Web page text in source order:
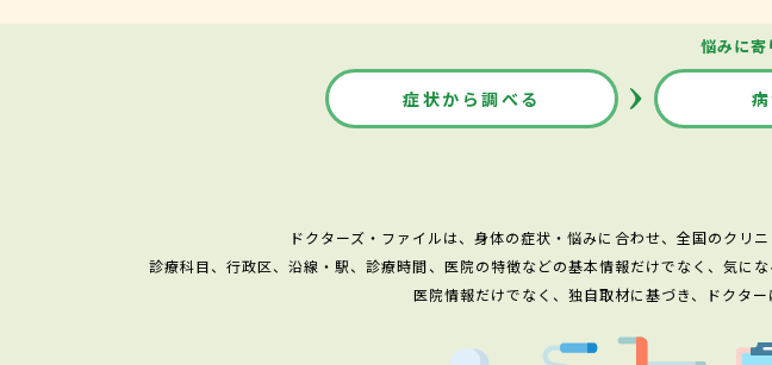
悩みに寄
症状から調べる
ドクターズ・ファイルは、身体の症状・悩みに合わせ、全国のクリ
診療科目、行政区、沿線・駅、診療時間、医院の特徴などの基本情報だけでなく、気に
医院情報だけでなく、独自取材に基づき、ドクタ